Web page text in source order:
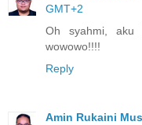
GMT+2
Oh syahmi, aku
wowowo!!!!
Reply
Amin Rukaini